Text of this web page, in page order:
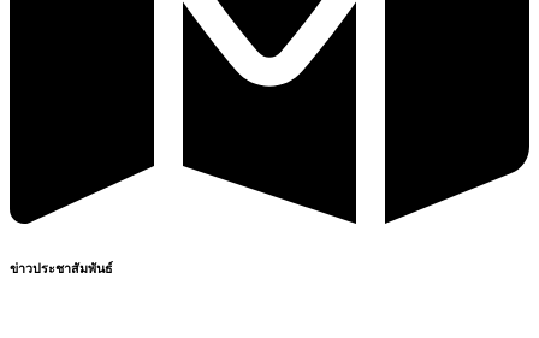
ข่าวประชาสัมพันธ์